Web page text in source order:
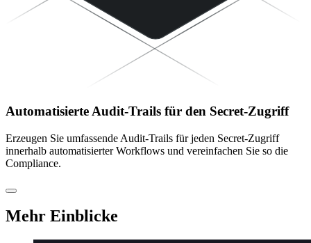
Automatisierte Audit-Trails für den Secret-Zugriff
Erzeugen Sie umfassende Audit-Trails für jeden Secret-Zugriff
innerhalb automatisierter Workflows und vereinfachen Sie so die
Compliance.
Mehr Einblicke